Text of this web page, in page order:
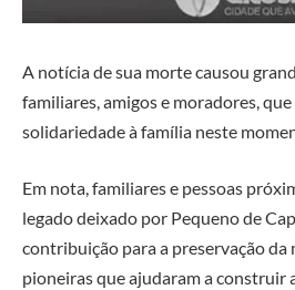
A notícia de sua morte causou
familiares, amigos e moradores,
solidariedade à família neste
Em nota, familiares e pessoas
legado deixado por Pequeno de
contribuição para a preservação da
pioneiras que ajudaram a construir